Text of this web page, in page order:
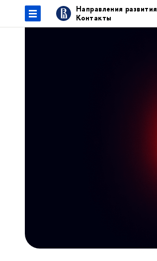
Направления развития
Контакты